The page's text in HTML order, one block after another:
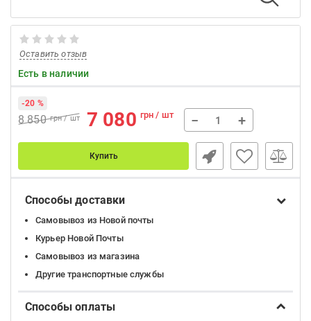
Оставить отзыв
Есть в наличии
8 850 грн / шт 7 080 грн / шт
-20 %
− +
Купить
Способы доставки
Самовывоз из Новой почты
Курьер Новой Почты
Самовывоз из магазина
Другие транспортные службы
Способы оплаты